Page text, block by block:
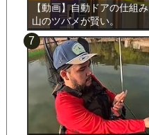
【動画】自動ドアの仕組
山のツバメが賢い。